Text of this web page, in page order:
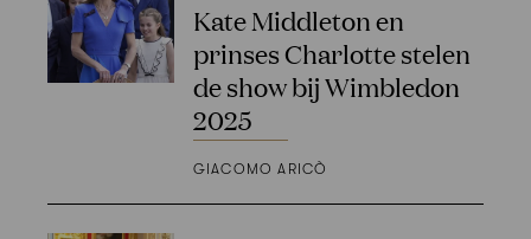
Kate Middleton en
prinses Charlotte stelen
de show bij Wimbledon
2025
GIACOMO ARICÒ